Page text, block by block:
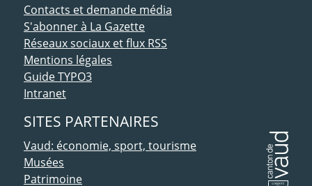
Contacts et demande média
S'abonner à La Gazette
Réseaux sociaux et flux RSS
Mentions légales
Guide TYPO3
Intranet
SITES PARTENAIRES
Vaud: économie, sport, tourisme
Musées
Patrimoine